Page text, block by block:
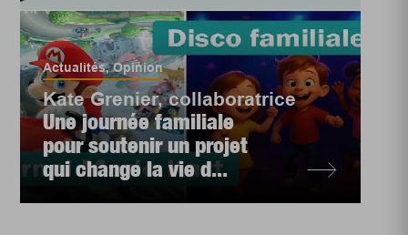
Actualités,Opinion
Kate Grenier, collaboratrice
Une journée familiale
pour soutenir un projet
qui change la vie d...